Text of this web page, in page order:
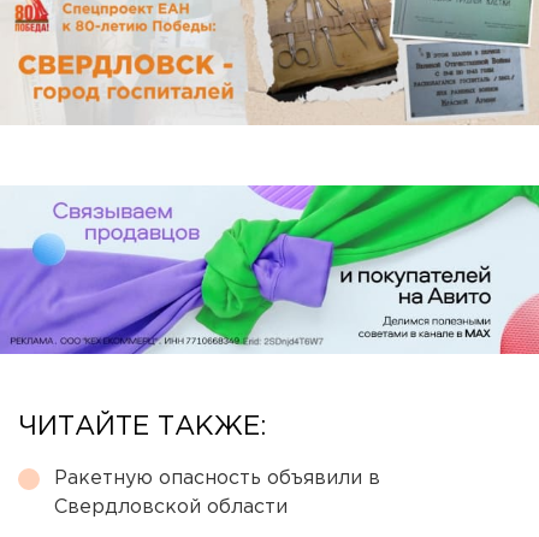
ЧИТАЙТЕ ТАКЖЕ:
Ракетную опасность объявили в
Свердловской области